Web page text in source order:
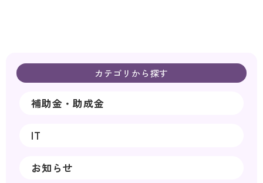
カテゴリから探す
補助金・助成金
IT
お知らせ